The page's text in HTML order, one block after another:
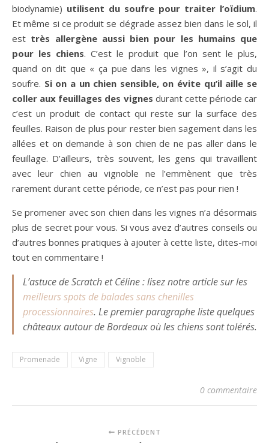
biodynamie) utilisent du soufre pour traiter l’oïdium.
Et même si ce produit se dégrade assez bien dans le sol, il
est très allergène aussi bien pour les humains que
pour les chiens. C’est le produit que l’on sent le plus,
quand on dit que « ça pue dans les vignes », il s’agit du
soufre. Si on a un chien sensible, on évite qu’il aille se
coller aux feuillages des vignes durant cette période car
c’est un produit de contact qui reste sur la surface des
feuilles. Raison de plus pour rester bien sagement dans les
allées et on demande à son chien de ne pas aller dans le
feuillage. D’ailleurs, très souvent, les gens qui travaillent
avec leur chien au vignoble ne l’emmènent que très
rarement durant cette période, ce n’est pas pour rien !
Se promener avec son chien dans les vignes n’a désormais
plus de secret pour vous. Si vous avez d’autres conseils ou
d’autres bonnes pratiques à ajouter à cette liste, dites-moi
tout en commentaire !
L’astuce de Scratch et Céline : lisez notre article sur les
meilleurs spots de balades sans chenilles
processionnaires. Le premier paragraphe liste quelques
châteaux autour de Bordeaux où les chiens sont tolérés.
Promenade Vigne Vignoble
0 commentaire
PRÉCÉDENT